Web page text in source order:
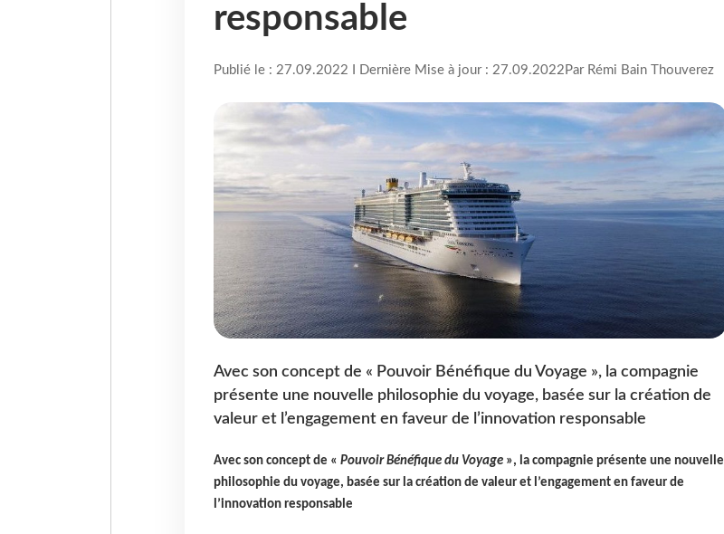
responsable
Publié le : 27.09.2022 I Dernière Mise à jour : 27.09.2022 Par Rémi Bain Thouverez
Avec son concept de « Pouvoir Bénéfique du Voyage », la compagnie
présente une nouvelle philosophie du voyage, basée sur la création de
valeur et l’engagement en faveur de l’innovation responsable
Avec son concept de « Pouvoir Bénéfique du Voyage», la compagnie présente une nouvelle
philosophie du voyage, basée sur la création de valeur et l’engagement en faveur de
l’innovation responsable